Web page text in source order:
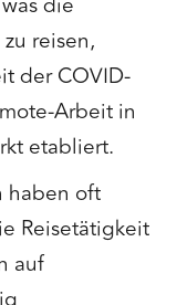
reisen,
der COVID-
Arbeit in
etabliert.
haben oft
Reisetätigkeit
auf